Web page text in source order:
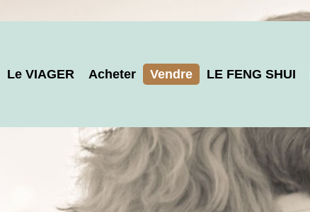
Le VIAGER Acheter Vendre LE FENG SHUI